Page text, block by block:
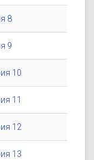
8
9
10
11
12
13